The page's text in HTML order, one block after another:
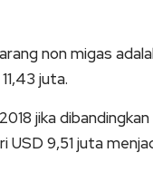
non migas
juta.
jika
9,51 juta